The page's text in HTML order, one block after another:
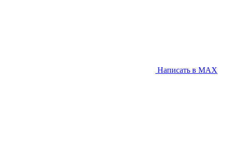
Написать в MAX